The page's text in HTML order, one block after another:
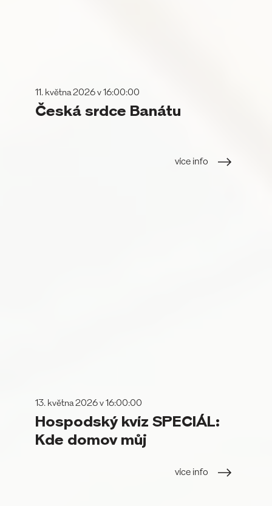
11. května 2026 v 16:00:00
Česká srdce Banátu
více info
13. května 2026 v 16:00:00
Hospodský kvíz SPECIÁL:
Kde domov můj
více info